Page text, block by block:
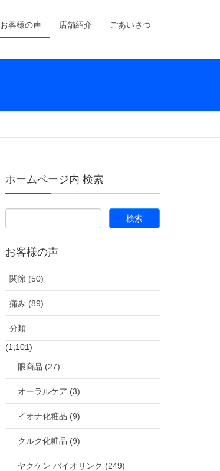
お客様の声 店舗紹介 ごあいさつ
ホームページ内 検索
お客様の声
関節 (50)
痛み (89)
分類
(1,101)
眼商品 (27)
オーラルケア (3)
イオナ化粧品 (9)
クルク化粧品 (9)
ヤクケン バイオリンク (249)